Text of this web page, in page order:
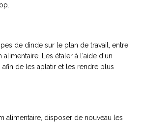
de dinde sur le plan de travail, entre
Les étaler à l'aide d'un
afin de les aplatir et les rendre plus
alimentaire, disposer de nouveau les